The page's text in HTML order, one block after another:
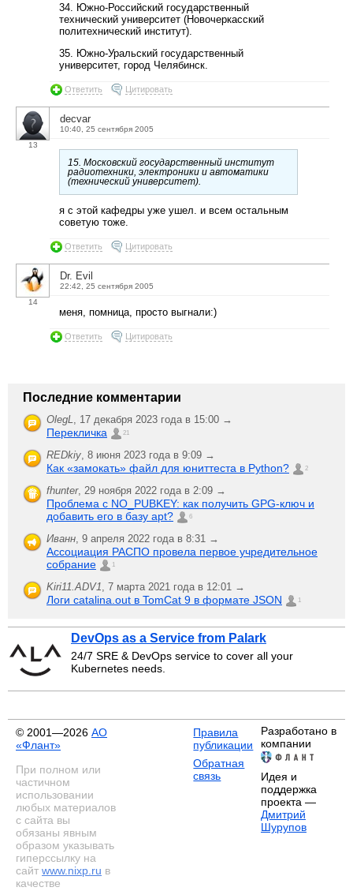
34. Южно-Российский государственный
технический университет (Новочеркасский
политехнический институт).
35. Южно-Уральский государственный
университет, город Челябинск.
Ответить Цитировать
13
decvar
10:40, 25 сентября 2005
15. Московский государственный институт
радиотехники, электроники и автоматики
(технический университет).
я с этой кафедры уже ушел. и всем остальным
советую тоже.
Ответить Цитировать
14
Dr. Evil
22:42, 25 сентября 2005
меня, помница, просто выгнали:)
Ответить Цитировать
Последние комментарии
OlegL 17 декабря 2023 года в 15:00 →
Перекличка 21
REDkiy 8 июня 2023 года в 9:09 →
Как «замокать» файл для юниттеста в Python? 2
fhunter, 29 ноября 2022 года в 2:09 →
Проблема с NO_PUBKEY: как получить GPG-ключ и
добавить его в базу apt?
6
Иванн 9 апреля 2022 года в 8:31 →
Ассоциация РАСПО провела первое учредительное
собрание
1
Kiri11.ADV1 7 марта 2021 года в 12:01 →
Логи catalina.out в TomCat 9 в формате JSON 1
DevOps as a Service from Palark
24/7 SRE & DevOps service to cover all your
Kubernetes needs.
© 2001—2026 АО
«Флант»
При полном или
частичном
использовании
любых материалов
с сайта вы
обязаны явным
образом указывать
гиперссылку на
сайт www.nixp.ru в
качестве
Правила
публикации
Обратная
связь
Разработано в
компании
Идея и
поддержка
проекта —
Дмитрий
Шурупов